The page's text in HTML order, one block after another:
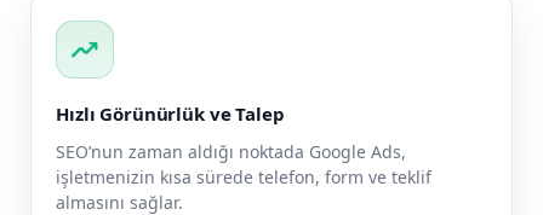
trending_up
Hızlı Görünürlük ve Talep
SEO’nun zaman aldığı noktada Google Ads,
işletmenizin kısa sürede telefon, form ve teklif
almasını sağlar.